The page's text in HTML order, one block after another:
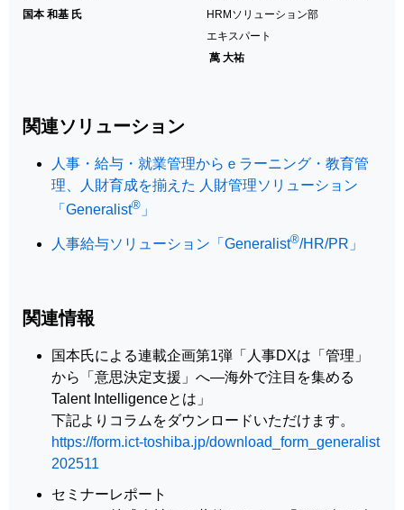
国本 和基 氏
HRMソリューション部
エキスパート
萬 大祐
関連ソリューション
人事・給与・就業管理からｅラーニング・教育管
理、人財育成を揃えた 人財管理ソリューション
「Generalist® 」
人事給与ソリューション「Generalist®/HR/PR」
関連情報
国本氏による連載企画第1弾「人事DXは「管理」
から「意思決定支援」へ―海外で注目を集める
Talent Intelligenceとは」
下記よりコラムをダウンロードいただけます。
https://form.ict-toshiba.jp/download_form_generalist
202511
セミナーレポート